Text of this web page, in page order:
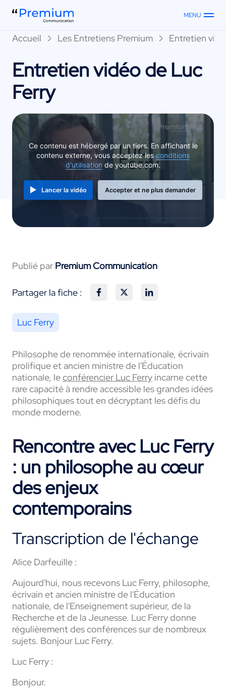
MENU
Accueil Les Entretiens Premium Entretien
Entretien vidéo de Luc
Ferry
Ce contenu est hébergé par un tiers. En affichant le
contenu externe, vous acceptez les conditions
d'utilisation de youtube.com.
Lancer la vidéo Accepter et ne plus demander
Publié par Premium Communication
Partager la fiche :
Luc Ferry
Philosophe de renommée internationale, écrivain
prolifique et ancien ministre de l'Éducation
nationale, leconférencier Luc Ferry incarne cette
rare capacité à rendre accessible les grandes idées
philosophiques tout en décryptant les défis du
monde moderne.
Rencontre avec Luc Ferry
: un philosophe au cœur
des enjeux
contemporains
Transcription de l'échange
Alice Darfeuille :
Aujourd'hui, nous recevons Luc Ferry, philosophe,
écrivain et ancien ministre de l'Éducation
nationale, de l'Enseignement supérieur, de la
Recherche et de la Jeunesse. Luc Ferry donne
régulièrement des conférences sur de nombreux
sujets. Bonjour Luc Ferry.
Luc Ferry :
Bonjour.